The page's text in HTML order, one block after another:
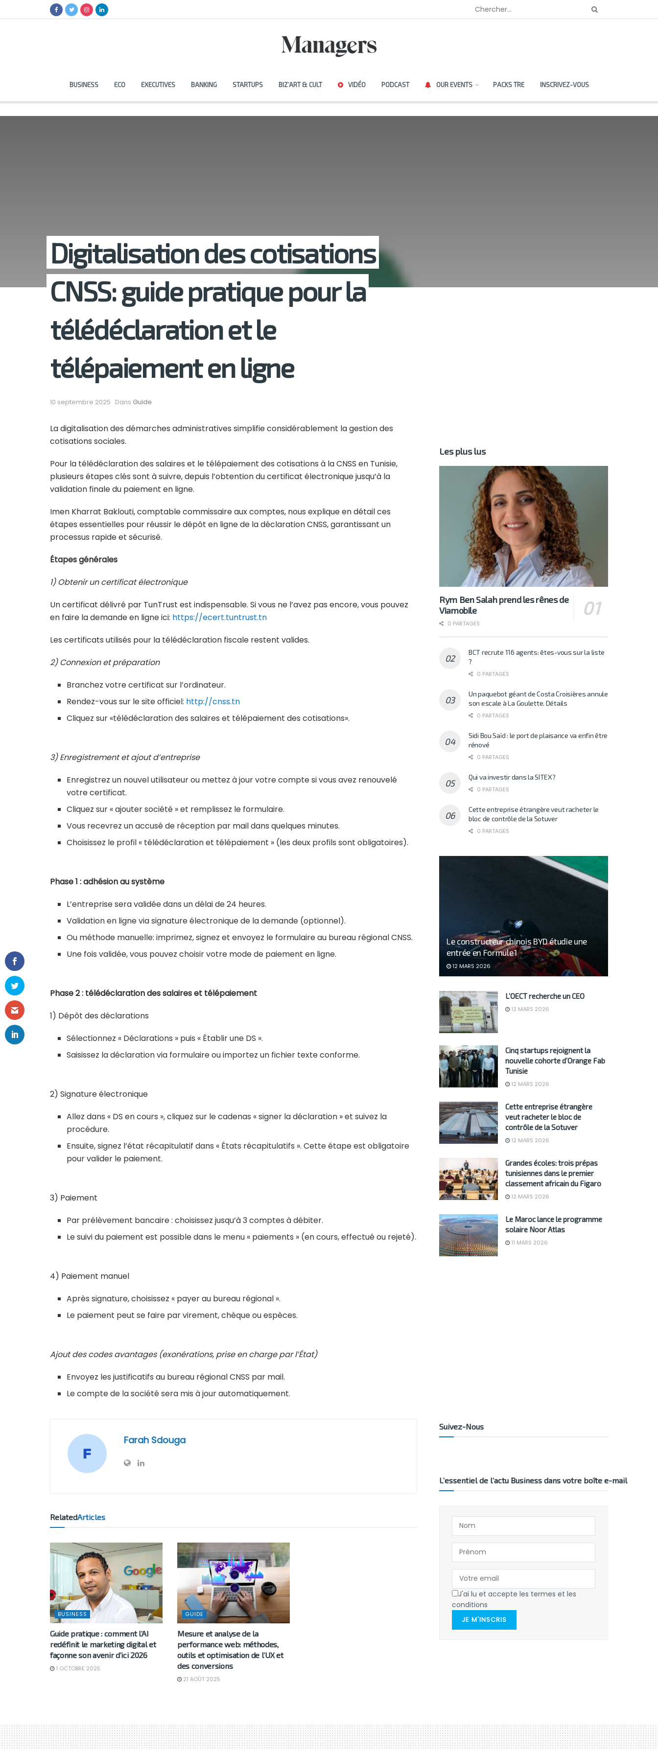
BUSINESS ECO EXECUTIVES BANKING STARTUPS BIZ’ART & CULT VIDÉO PODCAST OUR EVENTS PACKS TRE INSCRIVEZ-VOUS
Digitalisation des cotisations
CNSS: guide pratique pour la
télédéclaration et le
télépaiement en ligne
10 septembre 2025 Dans Guide
La digitalisation des démarches administratives simplifie considérablement la gestion des
cotisations sociales.
Pour la télédéclaration des salaires et le télépaiement des cotisations à la CNSS en Tunisie,
plusieurs étapes clés sont à suivre, depuis l’obtention du certificat électronique jusqu’à la
validation finale du paiement en ligne.
Imen Kharrat Baklouti, comptable commissaire aux comptes, nous explique en détail ces
étapes essentielles pour réussir le dépôt en ligne de la déclaration CNSS, garantissant un
processus rapide et sécurisé.
Étapes générales
1) Obtenirun certificat électronique
Un certificat délivré par TunTrust est indispensable. Si vous ne l’avez pas encore, vous pouvez
en faire la demande en ligne ici: https://ecert.tuntrust.tn
Les certificats utilisés pour la télédéclaration fiscale restent valides.
2) Connexion et préparation
Branchez votre certificat sur l’ordinateur.
Rendez-vous sur le site officiel: http://cnss.tn
Cliquez sur «télédéclaration des salaires et télépaiement des cotisations».
3) Enregistrement et ajout d’entreprise
Enregistrez un nouvel utilisateur ou mettez à jour votre compte si vous avez renouvelé
votre certificat.
Cliquez sur « ajouter société » et remplissez le formulaire.
Vous recevrez un accusé de réception par mail dans quelques minutes.
Choisissez le profil « télédéclaration et télépaiement » (les deux profils sont obligatoires).
Phase 1 : adhésion au système
L’entreprise sera validée dans un délai de 24 heures.
Validation en ligne via signature électronique de la demande (optionnel).
Ou méthode manuelle: imprimez, signez et envoyez le formulaire au bureau régional CNSS.
Une fois validée, vous pouvez choisir votre mode de paiement en ligne.
Phase 2 : télédéclaration des salaires et télépaiement
1) Dépôt des déclarations
Sélectionnez « Déclarations » puis « Établir une DS ».
Saisissez la déclaration via formulaire ou importez un fichier texte conforme.
2) Signature électronique
Allez dans « DS en cours », cliquez sur le cadenas « signer la déclaration » et suivez la
procédure.
Ensuite, signez l’état récapitulatif dans « États récapitulatifs ». Cette étape est obligatoire
pour valider le paiement.
3) Paiement
Par prélèvement bancaire : choisissez jusqu’à 3 comptes à débiter.
Le suivi du paiement est possible dans le menu « paiements » (en cours, effectué ou rejeté).
4) Paiement manuel
Après signature, choisissez « payer au bureau régional ».
Le paiement peut se faire par virement, chèque ou espèces.
Ajout des codes avantages (exonérations, prise en charge par l’État)
Envoyez les justificatifs au bureau régional CNSS par mail.
Le compte de la société sera mis à jour automatiquement.
Farah Sdouga
RelatedArticles
BUSINESS
Guide pratique : comment l’AI
redéfinit le marketing digital et
façonne son avenir d’ici 2026
1 OCTOBRE 2025
GUIDE
Mesure et analyse de la
performance web: méthodes,
outils et optimisation de l’UX et
des conversions
21 AOÛT 2025
Les plus lus
Rym Ben Salah prend les rênes de
Viamobile
0 PARTAGES
BCT recrute 116 agents: êtes-vous sur la liste
?
0 PARTAGES
Un paquebot géant de Costa Croisières annule
son escale à La Goulette. Détails
0 PARTAGES
Sidi Bou Saïd : le port de plaisance va enfin être
rénové
0 PARTAGES
Qui va investir dans la SITEX?
0 PARTAGES
Cette entreprise étrangère veut racheter le
bloc de contrôle de la Sotuver
0 PARTAGES
Le constructeur chinois BYD étudie une
entrée en Formule 1
12 MARS 2026
L’OECT recherche un CEO
12 MARS 2026
Cinq startups rejoignent la
nouvelle cohorte d’Orange Fab
Tunisie
12 MARS 2026
Cette entreprise étrangère
veut racheter le bloc de
contrôle de la Sotuver
12 MARS 2026
Grandes écoles: trois prépas
tunisiennes dans le premier
classement africain du Figaro
12 MARS 2026
Le Maroc lance le programme
solaire Noor Atlas
11 MARS 2026
Suivez-Nous
L’essentiel de l’actu Business dans votre boîte e-mail
J'ai lu et accepte les termes et les
conditions
JE M'INSCRIS